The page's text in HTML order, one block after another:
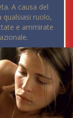
A causa del
qualsiasi ruolo,
e ammirate